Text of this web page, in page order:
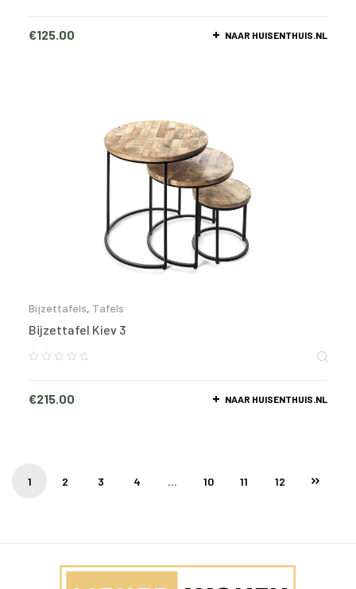
€125.00 NAAR HUISENTHUIS.NL
Bijzettafels, Tafels
Bijzettafel Kiev 3
€215.00 NAAR HUISENTHUIS.NL
1 2 3 4 … 10 11 12